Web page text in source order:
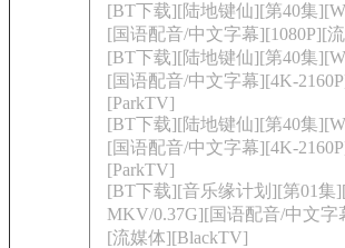
[BT下载][陆地键仙][第40集
[国语配音/中文字幕][1080P][
[BT下载][陆地键仙][第40集
[国语配音/中文字幕][4K-
[ParkTV]
[BT下载][陆地键仙][第40集
[国语配音/中文字幕][4K-
[ParkTV]
[BT下载][音乐缘计划][第01集
MKV/0.37G][国语配音/中文字
[流媒体][BlackTV]